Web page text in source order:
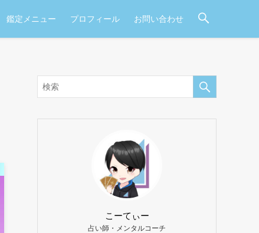
鑑定メニュー プロフィール お問い合わせ
こーてぃー
占い師・メンタルコーチ